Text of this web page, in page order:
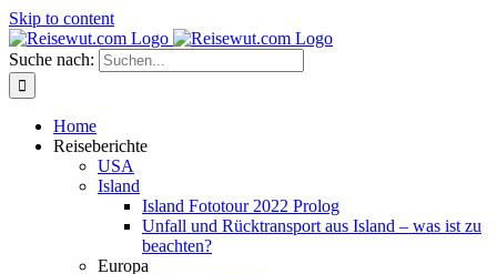
Skip to content
Suche nach:
Home
Reiseberichte
USA
Island
Island Fototour 2022 Prolog
Unfall und Rücktransport aus Island – was ist zu
beachten?
Europa